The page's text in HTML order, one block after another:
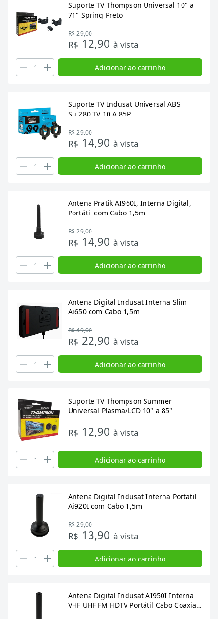
Suporte TV Thompson Universal 10" a
71" Spring Preto
R$ 29,00
R$ 12,90 à vista
Adicionar ao carrinho
Suporte TV Indusat Universal ABS
Su.280 TV 10 A 85P
R$ 29,00
R$ 14,90 à vista
Adicionar ao carrinho
Antena Pratik AI960I, Interna Digital,
Portátil com Cabo 1,5m
R$ 29,00
R$ 14,90 à vista
Adicionar ao carrinho
Antena Digital Indusat Interna Slim
Ai650 com Cabo 1,5m
R$ 49,00
R$ 22,90 à vista
Adicionar ao carrinho
Suporte TV Thompson Summer
Universal Plasma/LCD 10" a 85"
R$ 12,90 à vista
Adicionar ao carrinho
Antena Digital Indusat Interna Portatil
Ai920I com Cabo 1,5m
R$ 29,00
R$ 13,90 à vista
Adicionar ao carrinho
Antena Digital Indusat AI950I Interna
VHF UHF FM HDTV Portátil Cabo Coaxial